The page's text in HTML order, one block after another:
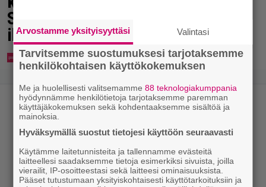
Stubbin sydämelliset kiitokset
ihastuttavat
Arvostamme yksityisyyttäsi Valintasi
Tarvitsemme suostumuksesi tarjotaksemme
henkilökohtaisen käyttökokemuksen
Me ja huolellisesti valitsemamme88 teknologiakumppania
hyödynnämme henkilötietoja tarjotaksemme paremman
käyttäjäkokemuksen sekä kohdentaaksemme sisältöä ja
mainoksia.
Hyväksymällä suostut tietojesi käyttöön seuraavasti
Käytämme laitetunnisteita ja tallennamme evästeitä
laitteellesi saadaksemme tietoja esimerkiksi sivuista, joilla
vierailit, IP-osoitteestasi sekä laitteesi ominaisuuksista.
Pääset tutustumaan yksityiskohtaisesti käyttötarkoituksiin ja